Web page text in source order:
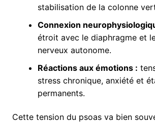
stabilisation de la colonne
Connexion
étroit avec le diaphragme et
nerveux autonome.
Réactions aux émotions :
stress chronique, anxiété et
permanents.
Cette tension du psoas va bien